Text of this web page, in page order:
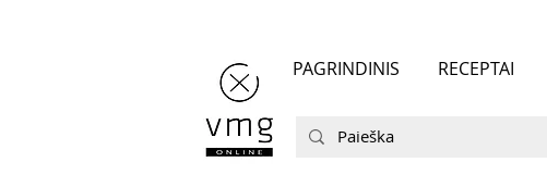
PAGRINDINIS RECEPTAI